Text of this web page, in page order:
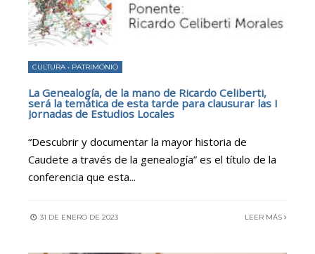
CULTURA • PATRIMONIO
La Genealogía, de la mano de Ricardo Celiberti,
será la temática de esta tarde para clausurar las I
Jornadas de Estudios Locales
“Descubrir y documentar la mayor historia de
Caudete a través de la genealogía” es el título de la
conferencia que esta...
31 DE ENERO DE 2023 LEER MÁS